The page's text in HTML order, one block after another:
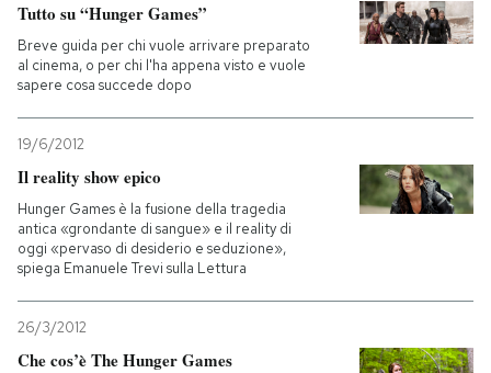
NEWSLETTER
I MIEI PREFERITI
CALENDARIO
AREA PERSONALE
Tutto su “Hunger Games”
Breve guida per chi vuole arrivare preparato
al cinema, o per chi l'ha appena visto e vuole
sapere cosa succede dopo
19/6/2012
Il reality show epico
Hunger Games è la fusione della tragedia
antica «grondante di sangue» e il reality di
oggi «pervaso di desiderio e seduzione»,
spiega Emanuele Trevi sulla Lettura
26/3/2012
Che cos’è The Hunger Games